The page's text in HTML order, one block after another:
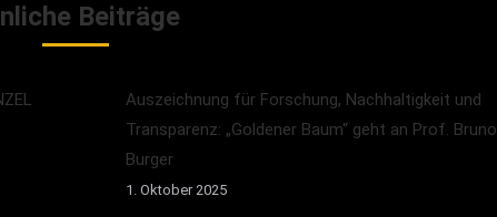
Beiträge
Auszeichnung für Forschung, Nachhaltigkeit und
Transparenz: „Goldener Baum“ geht an Prof. Bruno
Burger
1. Oktober 2025